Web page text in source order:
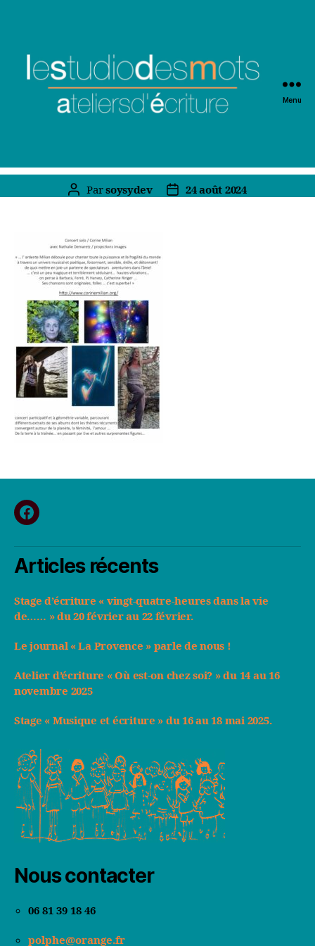
Menu
Auteur
Parsoysydev
Date24 août 2024
fb
Articles récents
Stage d’écriture « vingt-quatre-heures dans la vie
de…… » du 20 février au 22 février.
Le journal « La Provence » parle de nous !
Atelier d’écriture « Où est-on chez soi? » du 14 au 16
novembre 2025
Stage « Musique et écriture » du 16 au 18 mai 2025.
Nous contacter
06 81 39 18 46
polphe@orange.fr